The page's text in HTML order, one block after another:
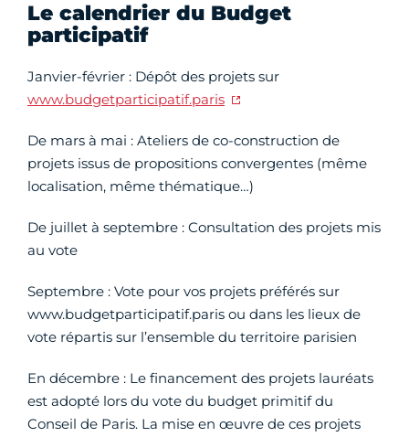
Le calendrier du Budget
participatif
Janvier-février : Dépôt des projets sur
www.budgetparticipatif.paris
De mars à mai : Ateliers de co-construction de
projets issus de propositions convergentes (même
localisation, même thématique…)
De juillet à septembre : Consultation des projets mis
au vote
Septembre : Vote pour vos projets préférés sur
www.budgetparticipatif.paris ou dans les lieux de
vote répartis sur l’ensemble du territoire parisien
En décembre : Le financement des projets lauréats
est adopté lors du vote du budget primitif du
Conseil de Paris. La mise en œuvre de ces projets